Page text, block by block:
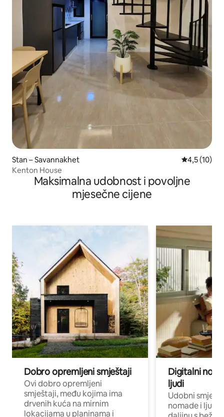
Stan – Savannakhet Prosječna
4,5 (10)
Kenton House
Maksimalna udobnost i povoljne
mjesečne cijene
Dobro opremljeni smještaji
Ovi dobro opremljeni
smještaji, među kojima ima
drvenih kuća na mirnim
lokacijama u planinama i
Digitalni
ljudi
Udobni
nomade i ljude